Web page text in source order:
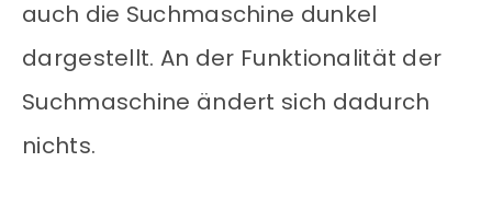
auch die Suchmaschine dunkel
dargestellt. An der Funktionalität der
Suchmaschine ändert sich dadurch
nichts.